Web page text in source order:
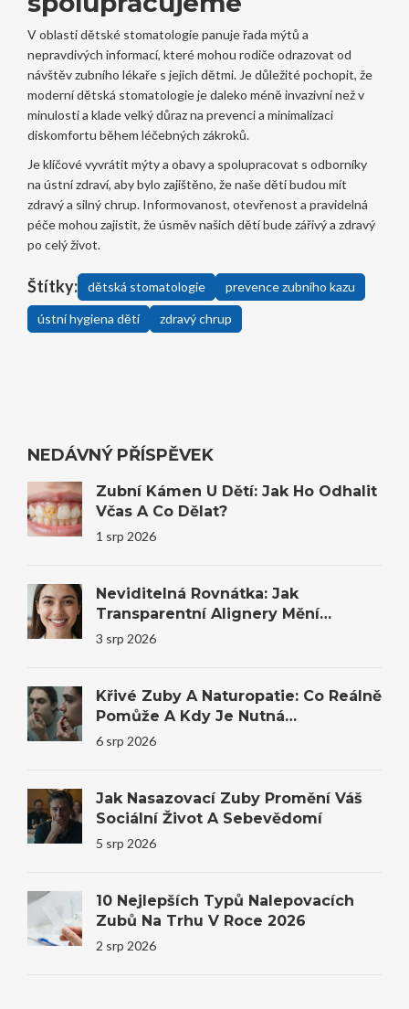
V oblasti dětské stomatologie panuje řada mýtů a
nepravdivých informací, které mohou rodiče odrazovat od
návštěv zubního lékaře s jejich dětmi. Je důležité pochopit, že
moderní dětská stomatologie je daleko méně invazivní než v
minulosti a klade velký důraz na prevenci a minimalizaci
diskomfortu během léčebných zákroků.
Je klíčové vyvrátit mýty a obavy a spolupracovat s odborníky
na ústní zdraví, aby bylo zajištěno, že naše děti budou mít
zdravý a silný chrup. Informovanost, otevřenost a pravidelná
péče mohou zajistit, že úsměv našich dětí bude zářivý a zdravý
po celý život.
Štítky: dětská stomatologie prevence zubního kazu
ústní hygiena dětí zdravý chrup
NEDÁVNÝ PŘÍSPĚVEK
Zubní Kámen U Dětí: Jak Ho Odhalit
Včas A Co Dělat?
1 srp 2026
Neviditelná Rovnátka: Jak
Transparentní Alignery Mění
Úsměvy I Sebevědomí
3 srp 2026
Křivé Zuby A Naturopatie: Co Reálně
Pomůže A Kdy Je Nutná
Stomatologie
6 srp 2026
Jak Nasazovací Zuby Promění Váš
Sociální Život A Sebevědomí
5 srp 2026
10 Nejlepších Typů Nalepovacích
Zubů Na Trhu V Roce 2026
2 srp 2026